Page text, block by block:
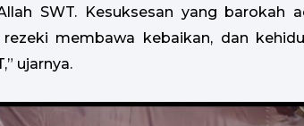
SWT. Kesuksesan yang barokah
membawa kebaikan, dan
ujarnya.